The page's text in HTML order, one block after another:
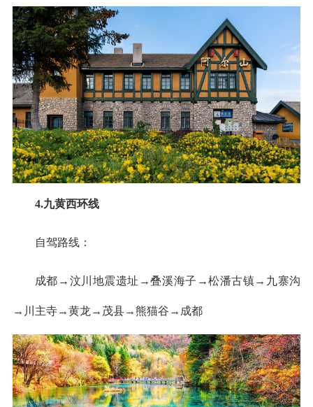
4.九黄西环线
自驾路线：
成都→汶川地震遗址→叠溪海子→松潘古镇→九寨沟
→川主寺→黄龙→茂县→熊猫谷→成都